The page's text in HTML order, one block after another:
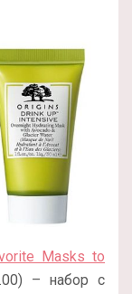
Masks to
– набор с